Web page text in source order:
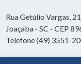
Rua Getúlio Vargas,
Joaçaba - SC - CEP
Telefone (49) 3551-